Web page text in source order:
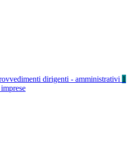
dirigenti - amministrativi 1